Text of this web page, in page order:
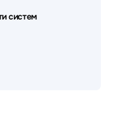
(ИБП - UPS)
систем